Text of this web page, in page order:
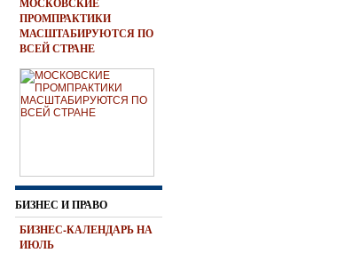
МОСКОВСКИЕ
ПРОМПРАКТИКИ
МАСШТАБИРУЮТСЯ ПО
ВСЕЙ СТРАНЕ
БИЗНЕС И ПРАВО
БИЗНЕС-КАЛЕНДАРЬ НА
ИЮЛЬ